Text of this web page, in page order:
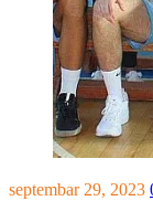
septembar 29, 2023